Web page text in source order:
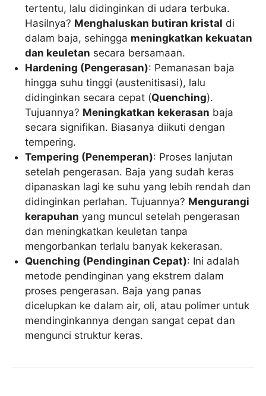
tertentu, lalu didinginkan di udara terbuka.
Hasilnya? Menghaluskan butiran kristal di
dalam baja, sehingga meningkatkan kekuatan
dan keuletan secara bersamaan.
Hardening (Pengerasan): Pemanasan baja
hingga suhu tinggi (austenitisasi), lalu
didinginkan secara cepat (Quenching).
Tujuannya? Meningkatkan kekerasan baja
secara signifikan. Biasanya diikuti dengan
tempering.
Tempering (Penemperan): Proses lanjutan
setelah pengerasan. Baja yang sudah keras
dipanaskan lagi ke suhu yang lebih rendah dan
didinginkan perlahan. Tujuannya? Mengurangi
kerapuhan yang muncul setelah pengerasan
dan meningkatkan keuletan tanpa
mengorbankan terlalu banyak kekerasan.
Quenching (Pendinginan Cepat): Ini adalah
metode pendinginan yang ekstrem dalam
proses pengerasan. Baja yang panas
dicelupkan ke dalam air, oli, atau polimer untuk
mendinginkannya dengan sangat cepat dan
mengunci struktur keras.